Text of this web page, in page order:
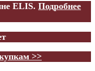
ELIS. Подробнее
>>